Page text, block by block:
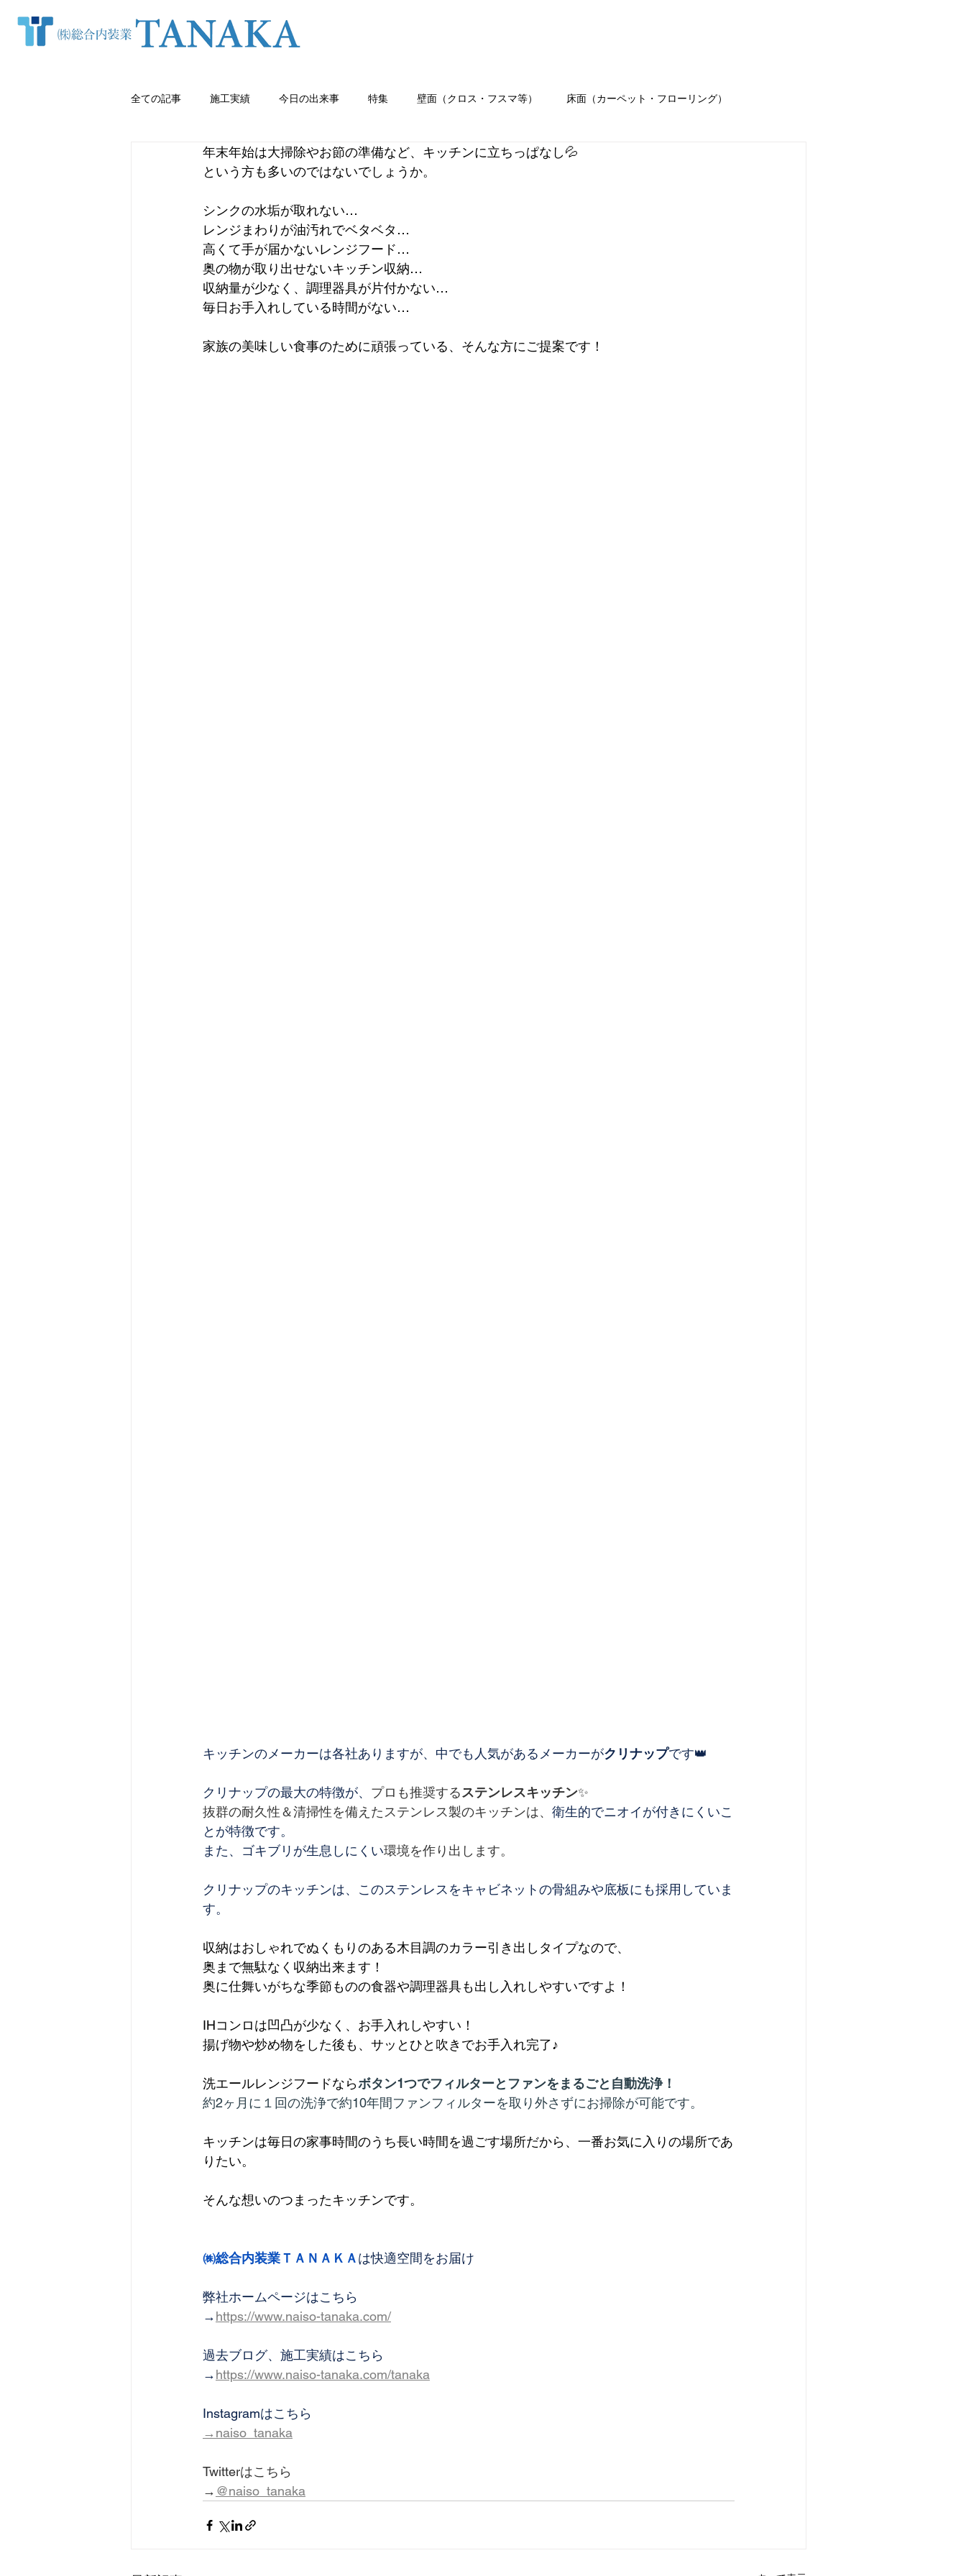
全ての記事 施工実績 今日の出来事 特集 壁面（クロス・フスマ等） 床面（カーペット・フローリング）
窓まわり（カーテン・ブラインド等） 水まわり工事 イベント 職人ブログ
クロス張り替え 熊本内装 リフォーム
年末年始は大掃除やお節の準備など、キッチンに立ちっぱなし💦
という方も多いのではないでしょうか。
シンクの水垢が取れない…
レンジまわりが油汚れでベタベタ…
高くて手が届かないレンジフード…
奥の物が取り出せないキッチン収納…
収納量が少なく、調理器具が片付かない…
毎日お手入れしている時間がない…
家族の美味しい食事のために頑張っている、そんな方にご提案です！
キッチンのメーカーは各社ありますが、中でも人気があるメーカーがクリナップです👑
クリナップの最大の特徴が、 プロも推奨するステンレスキッチン✨
抜群の耐久性＆清掃性を備えたステンレス製のキッチンは、 衛生的でニオイが付きにくいこ
とが特徴です。
また、ゴキブリが生息しにくい環境を作り出します。
クリナップのキッチンは、このステンレスをキャビネットの骨組みや底板にも採用していま
す。
収納はおしゃれでぬくもりのある木目調のカラー引き出しタイプなので、
奥まで無駄なく収納出来ます！
奥に仕舞いがちな季節ものの食器や調理器具も出し入れしやすいですよ！
IHコンロは凹凸が少なく、お手入れしやすい！
揚げ物や炒め物をした後も、サッとひと吹きでお手入れ完了♪
洗エールレンジフードならボタン1つでフィルターとファンをまるごと自動洗浄！
約2ヶ月に１回の洗浄で約10年間ファンフィルターを取り外さずにお掃除が可能です。
キッチンは毎日の家事時間のうち長い時間を過ごす場所だから、一番お気に入りの場所であ
りたい。
そんな想いのつまったキッチンです。
㈱総合内装業ＴＡＮＡＫＡは快適空間をお届け
弊社ホームページはこちら
→https://www.naiso-tanaka.com/
過去ブログ、施工実績はこちら
→https://www.naiso-tanaka.com/tanaka
Instagramはこちら
→naiso_tanaka
Twitterはこちら
→ @naiso_tanaka